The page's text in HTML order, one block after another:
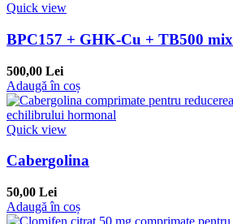
Quick view
BPC157 + GHK-Cu + TB500 mix
500,00 Lei
Adaugă în coș
Quick view
Cabergolina
50,00 Lei
Adaugă în coș